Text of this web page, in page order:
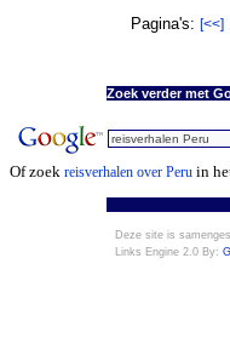
Pagina's: [<<]
Zoek verder met
Of zoek reisverhalen over Peru in
Deze site is
Links Engine 2.0 By: